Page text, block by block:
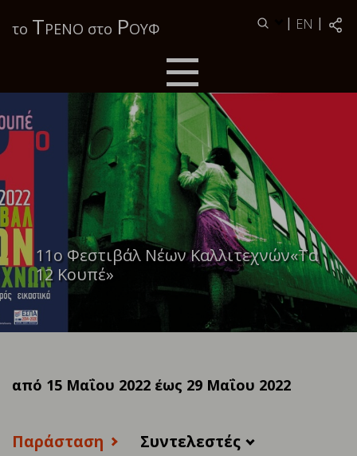
το ΤΡΕΝΟ στο ΡΟΥΦ | EN |
11ο Φεστιβάλ Νέων Καλλιτεχνών«Τα
12 Κουπέ»
από 15 Μαΐου 2022 έως 29 Μαΐου 2022
Παράσταση
Συντελεστές